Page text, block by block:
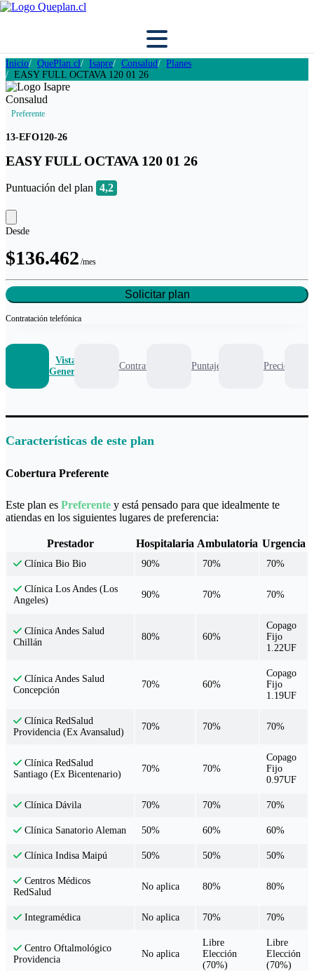
Inicio QuePlan.cl Isapre Consalud
Planes
EASY FULL OCTAVA 120 01 26
Preferente
13-EFO120-26
EASY FULL OCTAVA 120 01 26
Puntuación del plan 4,2
Desde
$136.462 /mes
Solicitar plan
Contratación telefónica
Vista
General
Contrato Puntaje Precio
Características de este plan
Cobertura Preferente
Este plan es Preferente y está pensado para que idealmente te
atiendas en los siguientes lugares de preferencia:
Prestador Hospitalaria Ambulatoria Urgencia
Clínica Bio Bio 90% 70% 70%
Clínica Los Andes (Los
Angeles)
90% 70% 70%
Clínica Andes Salud
Chillán
80% 60%
Copago
Fijo
1.22UF
Clínica Andes Salud
Concepción
70% 60%
Copago
Fijo
1.19UF
Clínica RedSalud
Providencia (Ex Avansalud)
70% 70% 70%
Clínica RedSalud
Santiago (Ex Bicentenario)
70% 70%
Copago
Fijo
0.97UF
Clínica Dávila 70% 70% 70%
Clínica Sanatorio Aleman 50% 60% 60%
Clínica Indisa Maipú 50% 50% 50%
Centros Médicos
RedSalud
No aplica 80% 80%
Integramédica No aplica 70% 70%
Centro Oftalmológico
Providencia
No aplica
Libre
Elección
(70%)
Libre
Elección
(70%)